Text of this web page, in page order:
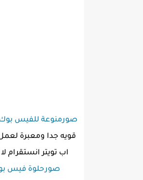
صورمنوعة للفيس
قويه جدا ومعبرة
اب تويتر
صورحلوة فيس